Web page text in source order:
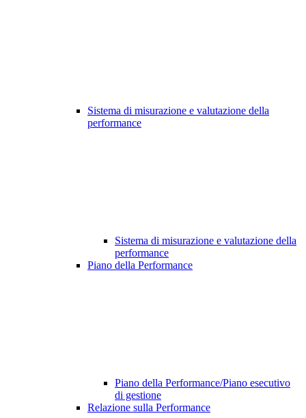
Sistema di misurazione e valutazione della
performance
Sistema di misurazione e valutazione della
performance
Piano della Performance
Piano della Performance/Piano esecutivo
di gestione
Relazione sulla Performance